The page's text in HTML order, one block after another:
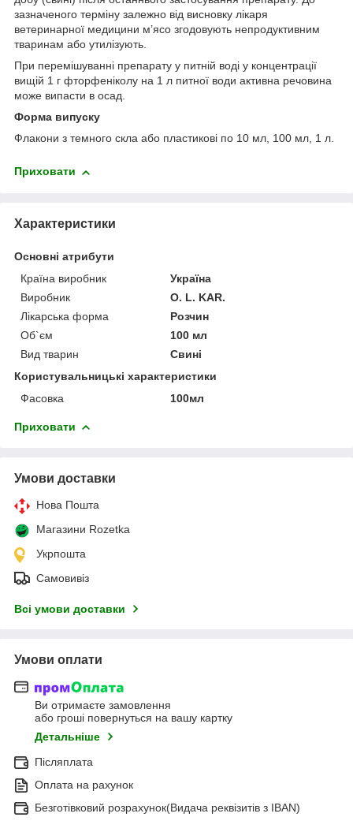
зазначеного терміну залежно від висновку лікаря
ветеринарної медицини м’ясо згодовують непродуктивним
тваринам або утилізують.
При перемішуванні препарату у питній воді у концентрації
вищій 1 г фторфеніколу на 1 л пит­ної води активна речовина
може випасти в осад.
Форма випуску
Флакони з темного скла або пластикові по 10 мл, 100 мл, 1 л.
Приховати
Характеристики
Основні атрибути
Країна виробник
Україна
Виробник
O. L. KAR.
Лікарська форма
Розчин
Об`єм
100 мл
Вид тварин
Свині
Користувальницькі характеристики
Фасовка
100мл
Приховати
Умови доставки
Нова Пошта
Магазини Rozetka
Укрпошта
Самовивіз
Всі умови доставки
Умови оплати
Ви отримаєте замовлення
або гроші повернуться на вашу картку
Детальніше
Післяплата
Оплата на рахунок
Безготівковий розрахунок(Видача реквізитів з IBAN)